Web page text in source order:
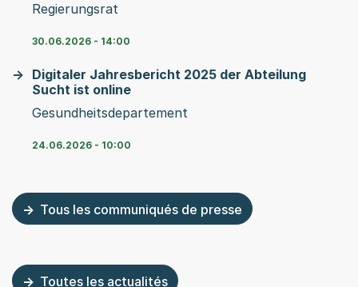
Regierungsrat
30.06.2026 - 14:00
Digitaler Jahresbericht 2025 der Abteilung
Sucht ist online
Gesundheitsdepartement
24.06.2026 - 10:00
Tous les communiqués de presse
Toutes les actualités